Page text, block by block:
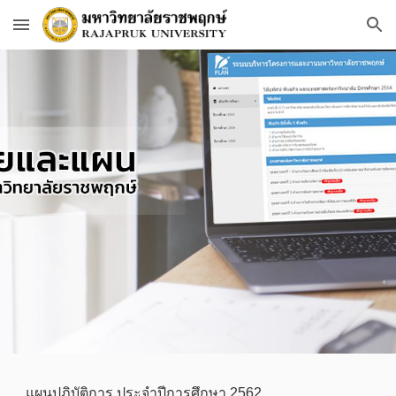
Skip to main content Skip to navigation
แผนปฏิบัติการ ประจำปีการศึกษา 2562